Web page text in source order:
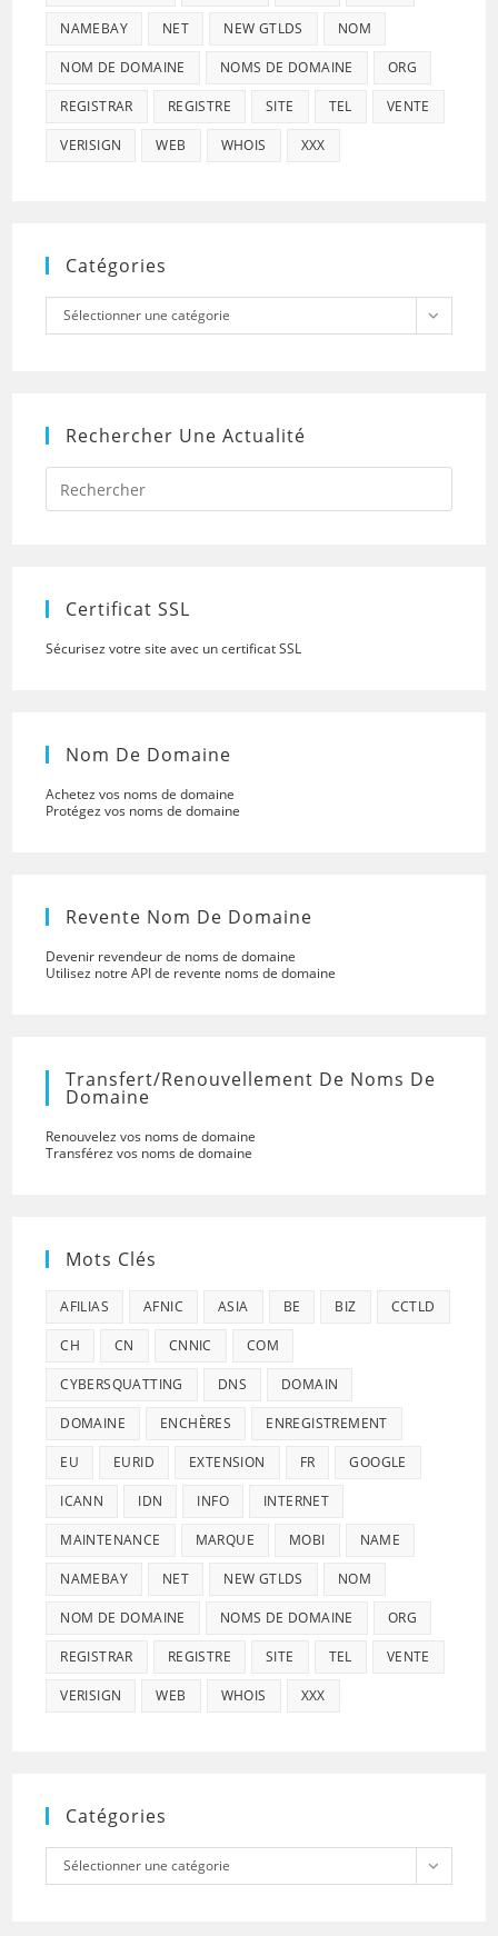
NAMEBAY NET NEW GTLDS NOM
NOM DE DOMAINE NOMS DE DOMAINE ORG
REGISTRAR REGISTRE SITE TEL VENTE
VERISIGN WEB WHOIS XXX
Catégories
Catégories
Sélectionner une catégorie
Rechercher Une Actualité
Press
to
Certificat SSL
Sécurisez votre site avec un certificat SSL
Nom De Domaine
Achetez vos noms de domaine
Protégez vos noms de domaine
Revente Nom De Domaine
Devenir revendeur de noms de domaine
Utilisez notre API de revente noms de domaine
Transfert/renouvellement De Noms De
Domaine
Renouvelez vos noms de domaine
Transférez vos noms de domaine
Mots Clés
AFILIAS AFNIC ASIA BE BIZ CCTLD
CH CN CNNIC COM
CYBERSQUATTING DNS DOMAIN
DOMAINE ENCHÈRES ENREGISTREMENT
EU EURID EXTENSION FR GOOGLE
ICANN IDN INFO INTERNET
MAINTENANCE MARQUE MOBI NAME
NAMEBAY NET NEW GTLDS NOM
NOM DE DOMAINE NOMS DE DOMAINE ORG
REGISTRAR REGISTRE SITE TEL VENTE
VERISIGN WEB WHOIS XXX
Catégories
Catégories
Sélectionner une catégorie